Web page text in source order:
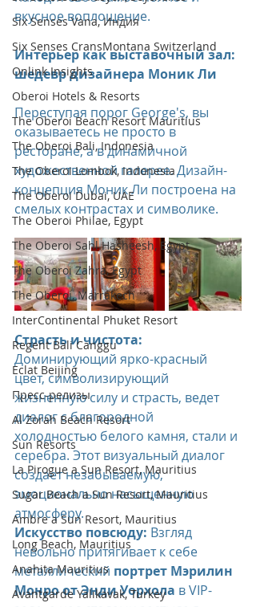
Six Senses Vana, Индия
Six Senses CransMontana Switzerland
Onlink Insights
Oberoi Hotels & Resorts
The Oberoi Beach Resort Mauritius
The Oberoi Bali, Indonesia
The Oberoi Lombok, Indonesia
The Oberoi Dubai, UAE
The Oberoi Philae, Egypt
The Oberoi Sahl Hasheesh, Egypt
The Oberoi Zahra, Egypt
The Oberoi, Marrakech
InterContinental Phuket Resort
Regent Bali Canggu
Eclat Beijing
Пресс-релизы
Al Zorah Beach Resort
Sun Resorts
La Pirogue a Sun Resort, Mauritius
Sugar Beach a Sun Resort, Mauritius
Ambre a Sun Resort, Mauritius
Long Beach, Mauritius
Anahita Mauritius
Avantgarde Yalıkavak, Turkey
вкусное воплощение.
Интерьер как выставочный зал:
шедевр дизайнера Моник Ли
Переступая порог George's, вы
оказываетесь не просто в
ресторане, а в динамичной
художественной галерее. Дизайн-
концепция Моник Ли построена на
смелых контрастах и символике.
Страсть и чистота:
Доминирующий ярко-красный
цвет, символизирующий
жизненную силу и страсть, ведет
диалог с благородной
холодностью белого камня, стали и
серебра. Этот визуальный диалог
создает незабываемую,
эмоционально насыщенную
атмосферу.
Искусство повсюду: Взгляд
невольно притягивает к себе
металлический портрет Мэрилин
Монро от Энди Уорхола в VIP-